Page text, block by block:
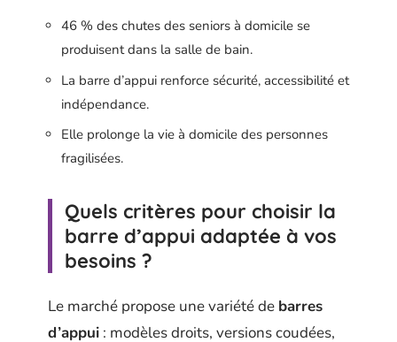
46 % des chutes des seniors à domicile se
produisent dans la salle de bain.
La barre d’appui renforce sécurité, accessibilité et
indépendance.
Elle prolonge la vie à domicile des personnes
fragilisées.
Quels critères pour choisir la
barre d’appui adaptée à vos
besoins ?
Le marché propose une variété de barres
d’appui : modèles droits, versions coudées,